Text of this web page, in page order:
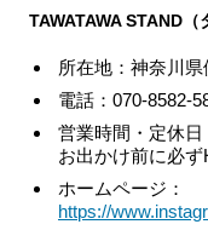
TAWATAWA STAND（
所在地：神奈川
電話：070-8582-
営業時間・定休日
お出かけ前に必
ホームページ：
https://